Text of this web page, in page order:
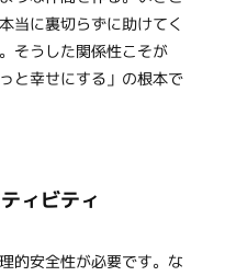
当に裏切らずに助けてく
そうした関係性こそが
と幸せにする」の根本で
ィビティ
的安全性が必要です。な